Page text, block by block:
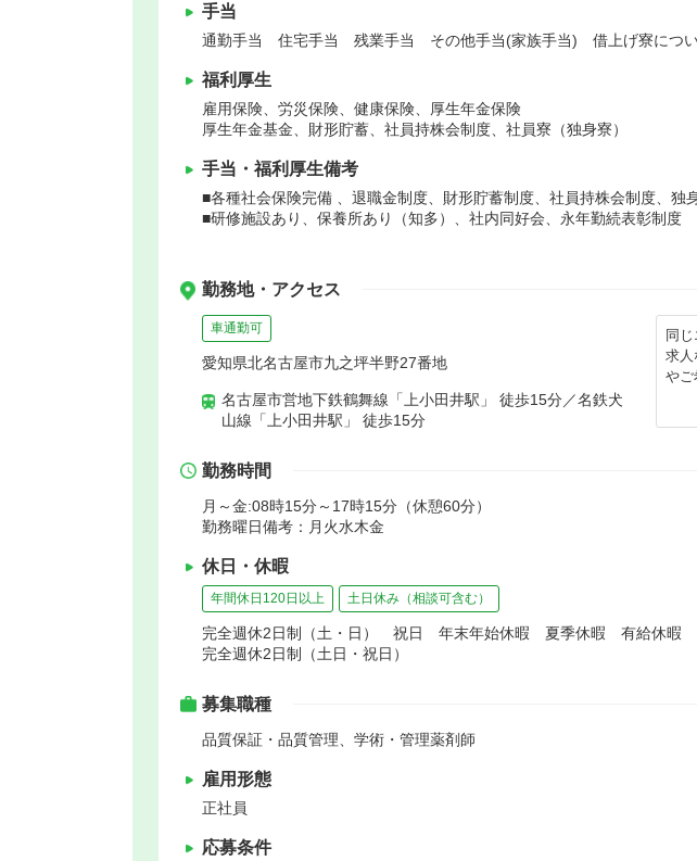
手当
通勤手当 住宅手当 残業手当 その他手当(家族手当) 借上げ寮につ
福利厚生
雇用保険、労災保険、健康保険、厚生年金保険
厚生年金基金、財形貯蓄、社員持株会制度、社員寮（独身寮）
手当・福利厚生備考
■各種社会保険完備 、退職金制度、財形貯蓄制度、社員持株会制度、独
■研修施設あり、保養所あり（知多）、社内同好会、永年勤続表彰制度
勤務地・アクセス
車通勤可
愛知県北名古屋市九之坪半野27番地
名古屋市営地下鉄鶴舞線「上小田井駅」 徒歩15分／名鉄犬
山線「上小田井駅」 徒歩15分
同
求人
やご
勤務時間
月～金:08時15分～17時15分（休憩60分）
勤務曜日備考：月火水木金
休日・休暇
年間休日120日以上 土日休み（相談可含む）
完全週休2日制（土・日） 祝日 年末年始休暇 夏季休暇 有給休暇
完全週休2日制（土日・祝日）
募集職種
品質保証・品質管理、学術・管理薬剤師
雇用形態
正社員
応募条件